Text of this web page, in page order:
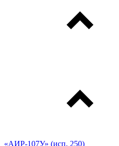
«АИР-107У» (исп. 250)